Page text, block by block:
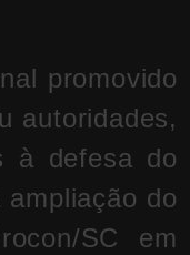
promovido
autoridades,
à defesa do
do
SC em